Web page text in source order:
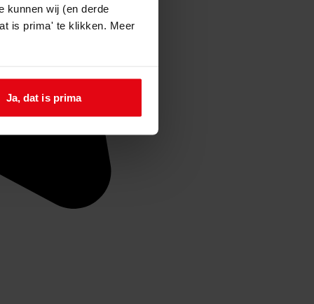
kunnen wij (en derde
is prima' te klikken. Meer
Ja, dat is prima